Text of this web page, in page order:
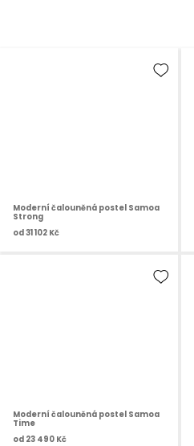
Moderní čalouněná postel Samoa
Strong
od 31 102 Kč
Moderní čalouněná postel Samoa
Time
od 23 490 Kč